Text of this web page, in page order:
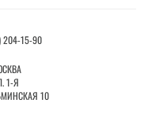
204-15-90
1-Я
10